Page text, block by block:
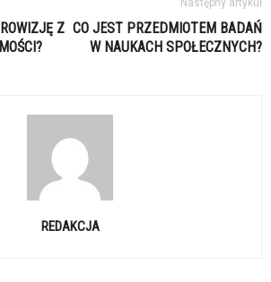
Z
Następny artykuł
CO JEST PRZEDMIOTEM BADAŃ
W NAUKACH SPOŁECZNYCH?
REDAKCJA